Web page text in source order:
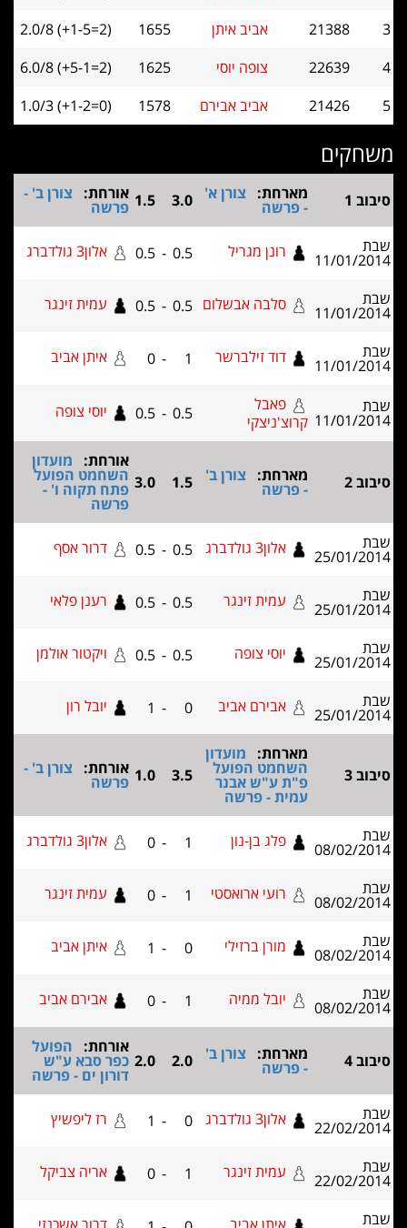
21388
אביב איתן 1655
2.0/8 (+1-5=2)
22639
צופה יוסי 1625
6.0/8 (+5-1=2)
21426
אביב אבירם 1578
1.0/3 (+1-2=0)
מארחת:צורן א'
- פרשה 3.0
1.5 אורחת:צורן ב' -
פרשה
11/ רונן מגריל 0.5
0.5 אלון3 גולדברג
11/ סלבה אבשלום 0.5
-
0.5 עמית זינגר
11/ דוד זילברשר 1
- איתן אביב
11/ קרוצ'ניצקי
0.5 יוסי צופה
מארחת:צורן ב'
- פרשה 1.5
3.0
אורחת:מועדון
השחמט הפועל
פתח תקוה ו' -
25/ אלון3 גולדברג 0.5
-
0.5 דרור אסף
25/ עמית זינגר 0.5
0.5 רענן פלאי
25/ יוסי צופה 0.5
0.5 ויקטור אולמן
25/ אבירם אביב 0 יובל רון
מארחת:מועדון
השחמט הפועל
פ"ת ע"ש אבנר
עמית - פרשה
3.5
1.0 אורחת:צורן ב' -
פרשה
08/ פלג בן-נון 1 אלון3 גולדברג
08/ רועי ארואסטי 1
- עמית זינגר
08/ מורן ברזילי 0 איתן אביב
08/ יובל ממיה 1 אבירם אביב
מארחת:צורן ב'
- פרשה 2.0
2.0
אורחת:הפועל
כפר סבא ע"ש
דורון ים - פרשה
22/ אלון3 גולדברג 0
- רז ליפשיץ
22/ עמית זינגר 1 אריה צביקל